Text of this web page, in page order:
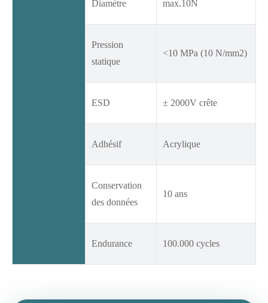
Diamètre max.10N
Pression
statique
<10 MPa (10 N/mm2)
ESD ± 2000V crête
Adhésif Acrylique
Conservation
des données
10 ans
Endurance 100.000 cycles